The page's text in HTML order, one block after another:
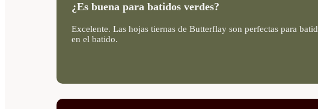
¿Es buena para batidos verdes?
Excelente. Las hojas tiernas de Butterflay son perfectas para
en el batido.